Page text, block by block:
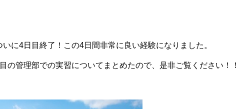
に4日目終了！この4日間非常に良い経験になりました。
の管理部での実習についてまとめたので、是非ご覧ください！！